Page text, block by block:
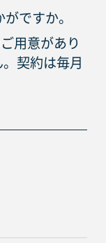
ですか。
用意があり
契約は毎月